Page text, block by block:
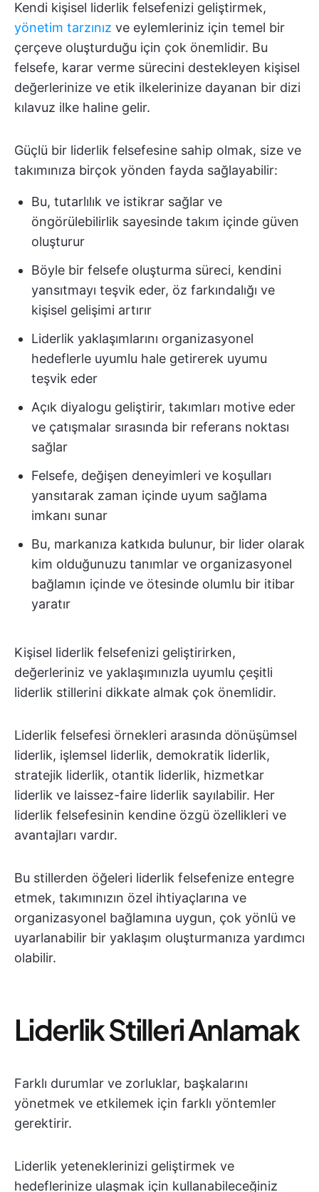
Kendi kişisel liderlik felsefenizi geliştirmek,
yönetim tarzınız ve eylemleriniz için temel bir
çerçeve oluşturduğu için çok önemlidir. Bu
felsefe, karar verme sürecini destekleyen kişisel
değerlerinize ve etik ilkelerinize dayanan bir dizi
kılavuz ilke haline gelir.
Güçlü bir liderlik felsefesine sahip olmak, size ve
takımınıza birçok yönden fayda sağlayabilir:
Bu, tutarlılık ve istikrar sağlar ve
öngörülebilirlik sayesinde takım içinde güven
oluşturur
Böyle bir felsefe oluşturma süreci, kendini
yansıtmayı teşvik eder, öz farkındalığı ve
kişisel gelişimi artırır
Liderlik yaklaşımlarını organizasyonel
hedeflerle uyumlu hale getirerek uyumu
teşvik eder
Açık diyalogu geliştirir, takımları motive eder
ve çatışmalar sırasında bir referans noktası
sağlar
Felsefe, değişen deneyimleri ve koşulları
yansıtarak zaman içinde uyum sağlama
imkanı sunar
Bu, markanıza katkıda bulunur, bir lider olarak
kim olduğunuzu tanımlar ve organizasyonel
bağlamın içinde ve ötesinde olumlu bir itibar
yaratır
Kişisel liderlik felsefenizi geliştirirken,
değerleriniz ve yaklaşımınızla uyumlu çeşitli
liderlik stillerini dikkate almak çok önemlidir.
Liderlik felsefesi örnekleri arasında dönüşümsel
liderlik, işlemsel liderlik, demokratik liderlik,
stratejik liderlik, otantik liderlik, hizmetkar
liderlik ve laissez-faire liderlik sayılabilir. Her
liderlik felsefesinin kendine özgü özellikleri ve
avantajları vardır.
Bu stillerden öğeleri liderlik felsefenize entegre
etmek, takımınızın özel ihtiyaçlarına ve
organizasyonel bağlamına uygun, çok yönlü ve
uyarlanabilir bir yaklaşım oluşturmanıza yardımcı
olabilir.
Liderlik Stilleri Anlamak
Farklı durumlar ve zorluklar, başkalarını
yönetmek ve etkilemek için farklı yöntemler
gerektirir.
Liderlik yeteneklerinizi geliştirmek ve
hedeflerinize ulaşmak için kullanabileceğiniz